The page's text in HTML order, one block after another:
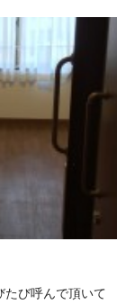
たび呼んで頂いて